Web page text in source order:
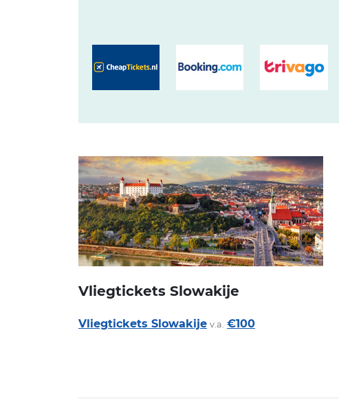
Vliegtickets Slowakije
Vliegtickets Slowakije v.a. €100